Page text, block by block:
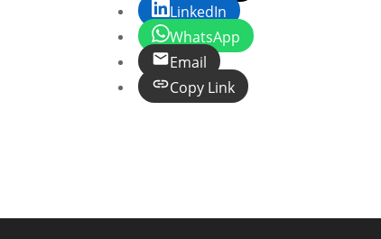
LinkedIn
WhatsApp
Email
Copy Link